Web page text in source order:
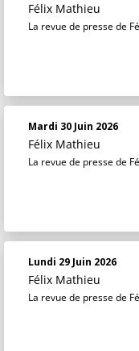
Félix Mathieu
La revue de presse de
Mardi 30 Juin 2026
Félix Mathieu
La revue de presse de
Lundi 29 Juin 2026
Félix Mathieu
La revue de presse de